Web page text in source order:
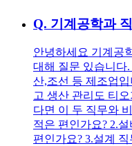
Q. 기계공학과
안녕하세요 기계공
대해 질문 있습니다
산,조선 등 제조업
고 생산 관리도 티
다면 이 두 직무와
적은 편인가요? 2.
편인가요? 3.설계